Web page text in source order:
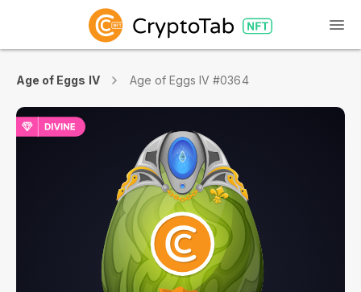
Age of Eggs IV Age of Eggs IV #0364